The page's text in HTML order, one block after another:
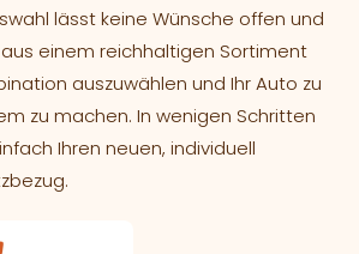
lässt keine Wünsche offen und
einem reichhaltigen Sortiment
auszuwählen und Ihr Auto zu
zu machen. In wenigen Schritten
Ihren neuen, individuell